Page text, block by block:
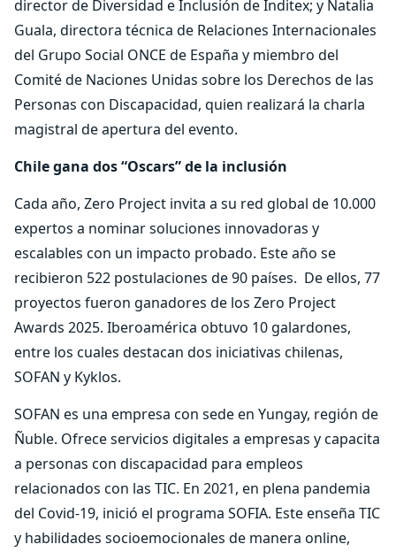
director de Diversidad e Inclusión de Inditex; y Natalia
Guala, directora técnica de Relaciones Internacionales
del Grupo Social ONCE de España y miembro del
Comité de Naciones Unidas sobre los Derechos de las
Personas con Discapacidad, quien realizará la charla
magistral de apertura del evento.
Chile gana dos “Oscars” de la inclusión
Cada año, Zero Project invita a su red global de 10.000
expertos a nominar soluciones innovadoras y
escalables con un impacto probado. Este año se
recibieron 522 postulaciones de 90 países. De ellos, 77
proyectos fueron ganadores de los Zero Project
Awards 2025. Iberoamérica obtuvo 10 galardones,
entre los cuales destacan dos iniciativas chilenas,
SOFAN y Kyklos.
SOFAN es una empresa con sede en Yungay, región de
Ñuble. Ofrece servicios digitales a empresas y capacita
a personas con discapacidad para empleos
relacionados con las TIC. En 2021, en plena pandemia
del Covid-19, inició el programa SOFIA. Este enseña TIC
y habilidades socioemocionales de manera online,